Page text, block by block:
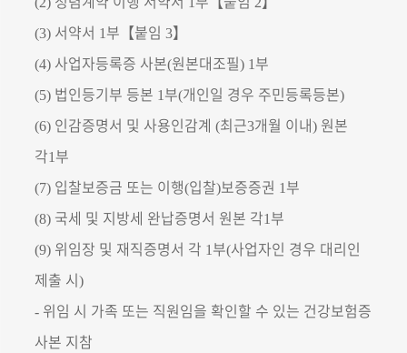
(3) 서약서 1 부 【붙임3】
(4) 사업자등록증 사본(원본대조필) 1 부
(5) 법인등기부 등본 1 부(개인일 경우 주민등록등본)
(6) 인감증명서 및 사용인감계(최근3개월 이내) 원본
각1 부
(7) 입찰보증금 또는 이행(입찰)보증증권 1 부
(8) 국세 및 지방세 완납증명서 원본 각1 부
(9) 위임장 및 재직증명서 각 1 부(사업자인 경우 대리인
제출 시)
- 위임 시 가족 또는 직원임을 확인할 수 있는 건강보험증
사본 지참